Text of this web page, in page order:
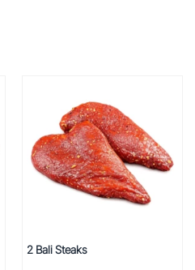
2 Bali Steaks